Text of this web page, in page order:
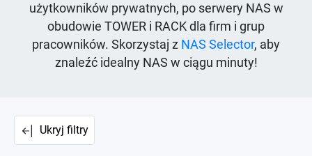
użytkowników prywatnych, po serwery NAS w
obudowie TOWER i RACK dla firm i grup
pracowników. Skorzystaj z NAS Selector, aby
znaleźć idealny NAS w ciągu minuty!
Ukryj filtry